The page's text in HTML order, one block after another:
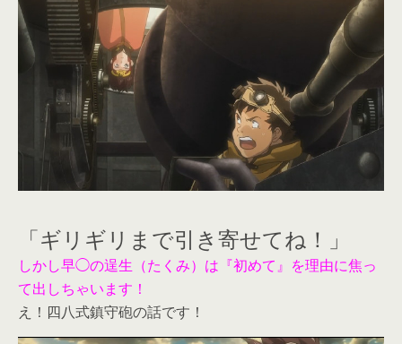
「ギリギリまで引き寄せてね！」
しかし早◯の逞生（たくみ）は『初めて』を理由に焦っ
て出しちゃいます！
え！四八式鎮守砲の話です！